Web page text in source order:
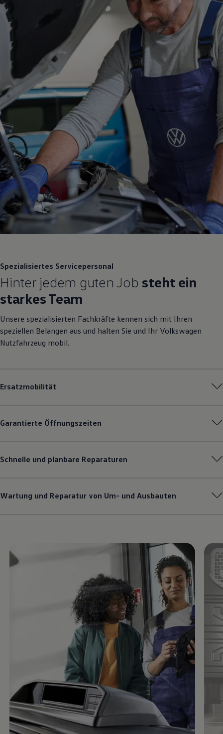
Spezialisiertes Servicepersonal
Hinter jedem guten Job steht ein
starkes Team
Unsere spezialisierten Fachkräfte kennen sich mit Ihren
speziellen Belangen aus und halten Sie und Ihr Volkswagen
Nutzfahrzeug mobil.
Ersatzmobilität
Garantierte Öffnungszeiten
Schnelle und planbare Reparaturen
Wartung und Reparatur von Um- und Ausbauten